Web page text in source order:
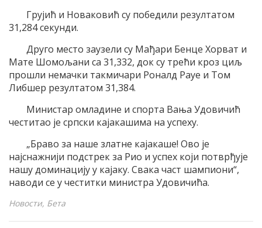
Грујић и Новаковић су победили резултатом
31,284 секунди.
Друго место заузели су Мађари Бенце Хорват и
Мате Шомољани са 31,332, док су трећи кроз циљ
прошли немачки такмичари Роналд Рауе и Том
Либшер резултатом 31,384.
Министар омладине и спорта Вања Удовичић
честитао је српски кајакашима на успеху.
„Браво за наше златне кајакаше! Ово је
најснажнији подстрек за Рио и успех који потврђује
нашу доминацију у кајаку. Свака част шампиони“,
наводи се у честитки министра Удовичића.
Новости, Бета